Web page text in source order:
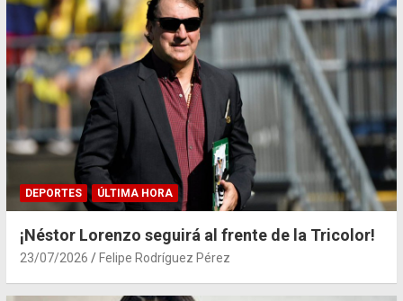
DEPORTES ÚLTIMA HORA
¡Néstor Lorenzo seguirá al frente de la Tricolor!
23/07/2026 Felipe Rodríguez Pérez